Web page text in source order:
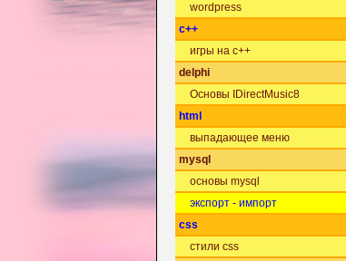
wordpress
c++
игры на c++
delphi
Основы IDirectMusic8
html
выпадающее меню
mysql
основы mysql
экспорт - импорт
css
стили css